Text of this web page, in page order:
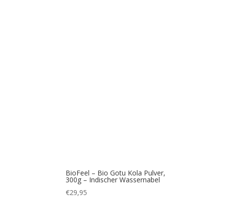
BioFeel – Bio Gotu Kola Pulver,
300g – Indischer Wassernabel
€29,95